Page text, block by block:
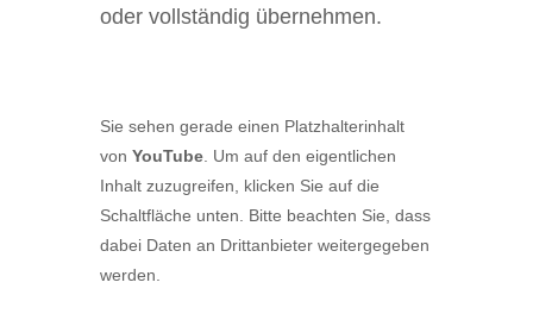
oder vollständig übernehmen.
Sie sehen gerade einen Platzhalterinhalt
von YouTube . Um auf den eigentlichen
Inhalt zuzugreifen, klicken Sie auf die
Schaltfläche unten. Bitte beachten Sie, dass
dabei Daten an Drittanbieter weitergegeben
werden.